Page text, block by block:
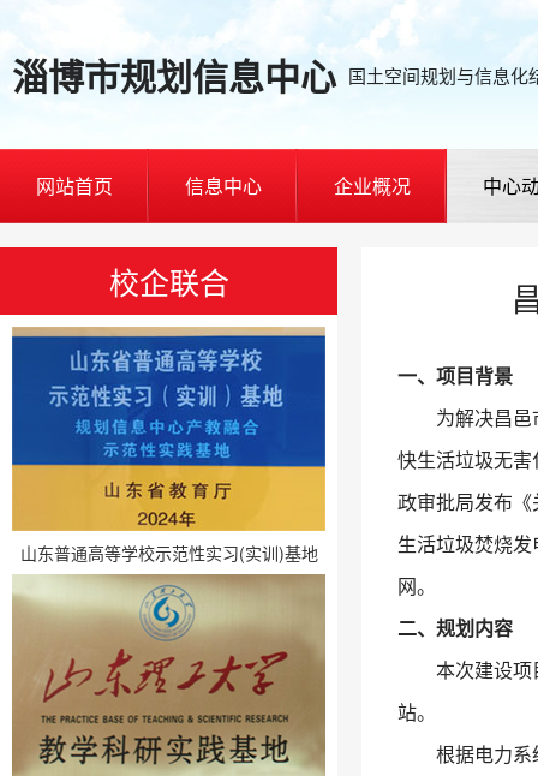
淄博市规划信息中心 国土空间规划与信息化
网站首页 信息中心 企业概况 中心
校企联合
山东普通高等学校示范性实习(实训)基地
一、项目背景
为解决昌邑市
快生活垃圾无害
政审批局发布《
生活垃圾焚烧发
网。
二、规划内容
本次建设项目
站。
根据电力系统